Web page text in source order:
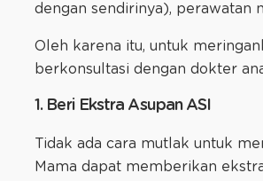
dengan sendirinya), perawatan
Oleh karena itu, untuk
berkonsultasi dengan dokter
1. Beri Ekstra Asupan ASI
Tidak ada cara mutlak untuk
Mama dapat memberikan